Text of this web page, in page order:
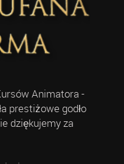
Animatora -
prestiżowe godło
dziękujemy za